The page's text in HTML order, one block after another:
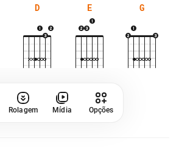
D E G
Rolagem Mídia Opções